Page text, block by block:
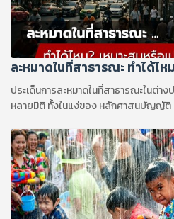
ละหมาดในที่สาธารณะ ทำได้ไห
ประเด็นการละหมาดในที่สาธารณะในต่าง
หลายมิติ ทั้งในแง่ของ หลักศาสนบัญญัติ